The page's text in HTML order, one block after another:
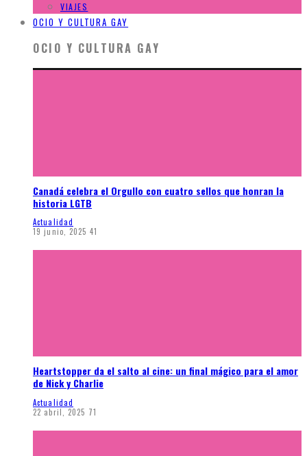
VIAJES
OCIO Y CULTURA GAY
OCIO Y CULTURA GAY
Canadá celebra el Orgullo con cuatro sellos que honran la
historia LGTB
Actualidad
19 junio, 2025 41
Heartstopper da el salto al cine: un final mágico para el amor
de Nick y Charlie
Actualidad
22 abril, 2025 71